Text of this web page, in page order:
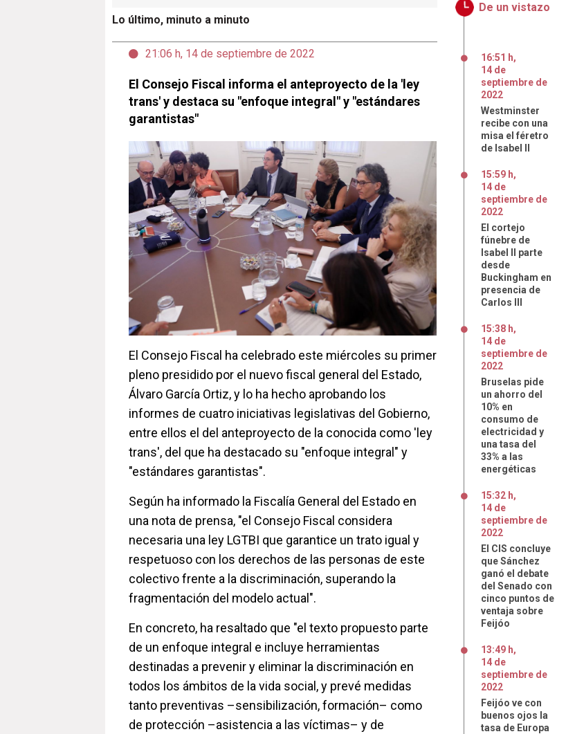
Lo último, minuto a minuto
21:06 h, 14 de septiembre de 2022
El Consejo Fiscal informa el anteproyecto de la 'ley
trans' y destaca su "enfoque integral" y "estándares
garantistas"
El Consejo Fiscal ha celebrado este miércoles su primer
pleno presidido por el nuevo fiscal general del Estado,
Álvaro García Ortiz, y lo ha hecho aprobando los
informes de cuatro iniciativas legislativas del Gobierno,
entre ellos el del anteproyecto de la conocida como 'ley
trans', del que ha destacado su "enfoque integral" y
"estándares garantistas".
Según ha informado la Fiscalía General del Estado en
una nota de prensa, "el Consejo Fiscal considera
necesaria una ley LGTBI que garantice un trato igual y
respetuoso con los derechos de las personas de este
colectivo frente a la discriminación, superando la
fragmentación del modelo actual".
En concreto, ha resaltado que "el texto propuesto parte
de un enfoque integral e incluye herramientas
destinadas a prevenir y eliminar la discriminación en
todos los ámbitos de la vida social, y prevé medidas
tanto preventivas –sensibilización, formación– como
de protección –asistencia a las víctimas– y de
De un vistazo
16:51 h,
14 de
septiembre de
2022
Westminster
recibe con una
misa el féretro
de Isabel II
15:59 h,
14 de
septiembre de
2022
El cortejo
fúnebre de
Isabel II parte
desde
Buckingham en
presencia de
Carlos III
15:38 h,
14 de
septiembre de
2022
Bruselas pide
un ahorro del
10% en
consumo de
electricidad y
una tasa del
33% a las
energéticas
15:32 h,
14 de
septiembre de
2022
El CIS concluye
que Sánchez
ganó el debate
del Senado con
cinco puntos de
ventaja sobre
Feijóo
13:49 h,
14 de
septiembre de
2022
Feijóo ve con
buenos ojos la
tasa de Europa